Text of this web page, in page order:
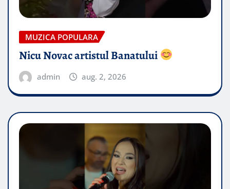
MUZICA POPULARA
Nicu Novac artistul Banatului
admin aug. 2, 2026